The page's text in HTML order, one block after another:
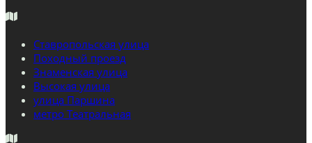
Ставропольская улица
Походный проезд
Знаменская улица
Высокая улица
улица Паршина
метро Театральная